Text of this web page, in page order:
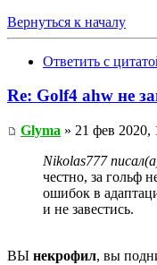
Вернуться к началу
Ответить с
Re: Golf4 ahw не
Glyma » 21 фев 2020,
Nikolas777
честно, за гольф
ошибок в
и не завестись.
ВЫ некрофил, вы